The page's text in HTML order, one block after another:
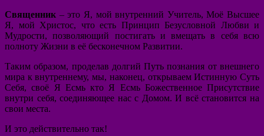
Священник – это Я, мой внутренний Учитель, Моё Высшее
Я, мой Христос, что есть Принцип Безусловной Любви и
Мудрости, позволяющий постигать и вмещать в себя всю
полноту Жизни в её бесконечном Развитии.
Таким образом, проделав долгий Путь познания от внешнего
мира к внутреннему, мы, наконец, открываем Истинную Суть
Себя, своё Я Есмь кто Я Есмь Божественное Присутствие
внутри себя, соединяющее нас с Домом. И всё становится на
свои места.
И это действительно так!